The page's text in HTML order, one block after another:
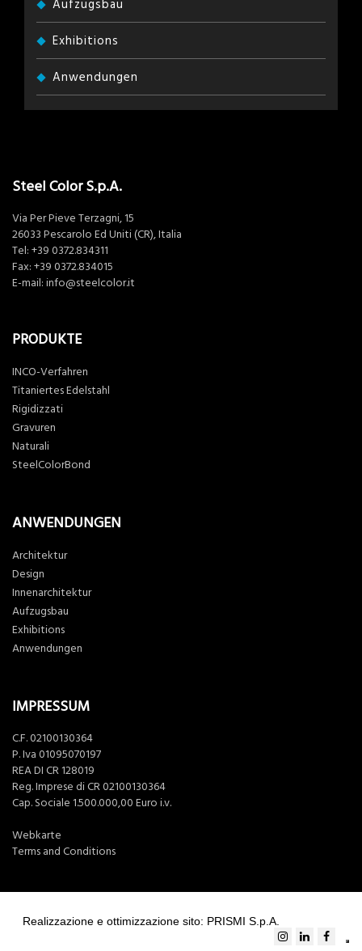
Aufzugsbau
Exhibitions
Anwendungen
Steel Color S.p.A.
Via Per Pieve Terzagni, 15
26033 Pescarolo Ed Uniti (CR), Italia
Tel: +39 0372.834311
Fax: +39 0372.834015
E-mail: info@steelcolor.it
PRODUKTE
INCO-Verfahren
Titaniertes Edelstahl
Rigidizzati
Gravuren
Naturali
SteelColorBond
ANWENDUNGEN
Architektur
Design
Innenarchitektur
Aufzugsbau
Exhibitions
Anwendungen
IMPRESSUM
C.F. 02100130364
P. Iva 01095070197
REA DI CR 128019
Reg. Imprese di CR 02100130364
Cap. Sociale 1.500.000,00 Euro i.v.
Webkarte
Terms and Conditions
Realizzazione e ottimizzazione sito: PRISMI S.p.A.